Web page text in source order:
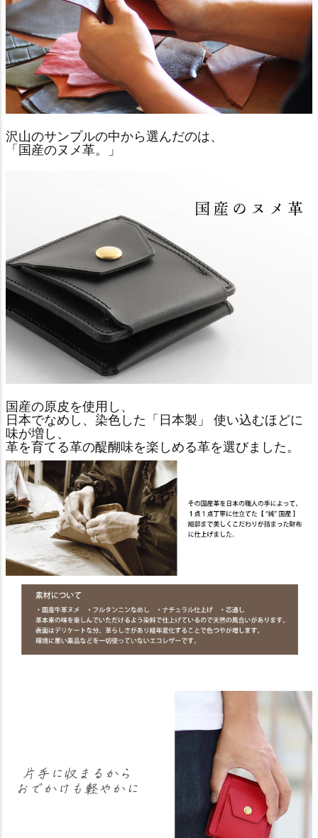
沢山のサンプルの中から選んだのは、
「国産のヌメ革。」
国産の原皮を使用し、
日本でなめし、染色した「日本製」 使い込むほどに
味が増し、
革を育てる革の醍醐味を楽しめる革を選びました。